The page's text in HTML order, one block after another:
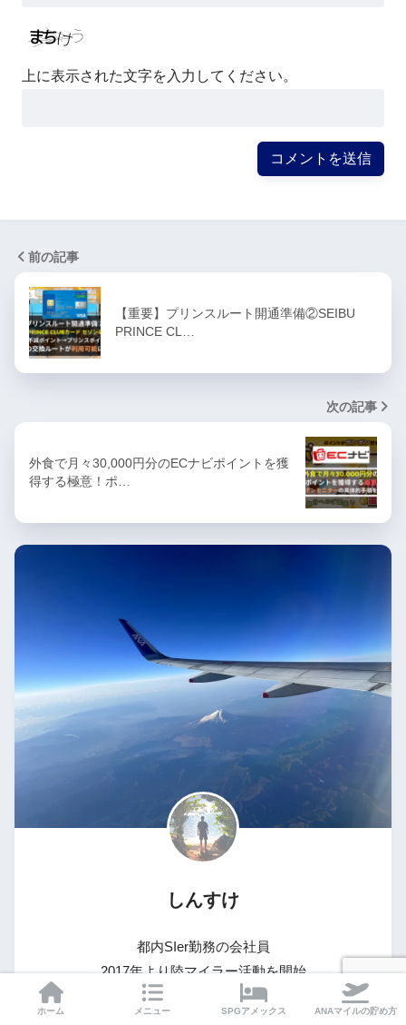
上に表示された文字を入力してください。
前の記事
【重要】プリンスルート開通準備②SEIBU
PRINCE CL…
次の記事
外食で月々30,000円分のECナビポイントを獲
得する極意！ポ…
しんすけ
都内SIer勤務の会社員
2017年より陸マイラー活動を開始
月間20,000マイル以上を継続的に獲得
ホーム メニュー SPGアメックス ANAマイルの貯め方